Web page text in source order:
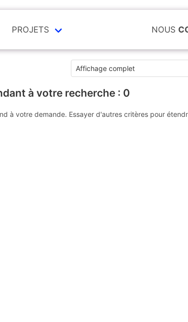
PROJETS NOUS
à votre recherche : 0
à votre demande. Essayer d'autres critères pour